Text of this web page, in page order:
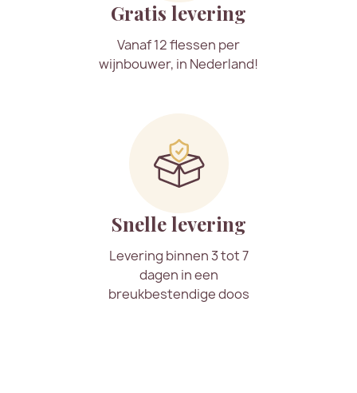
Gratis levering
Vanaf 12 flessen per
wijnbouwer, in Nederland!
Snelle levering
Levering binnen 3 tot 7
dagen in een
breukbestendige doos